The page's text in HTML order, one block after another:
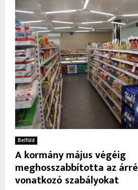
Belföld
A kormány május végéig
meghosszabbította az
vonatkozó szabályokat